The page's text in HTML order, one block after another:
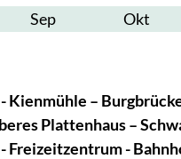
Sep Okt
Kienmühle –
Plattenhaus –
Freizeitzentrum -